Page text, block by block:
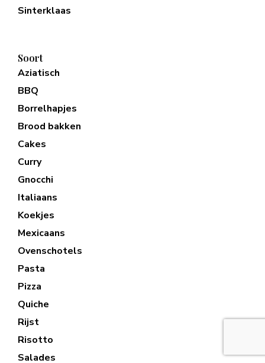
Sinterklaas
Soort
Aziatisch
BBQ
Borrelhapjes
Brood bakken
Cakes
Curry
Gnocchi
Italiaans
Koekjes
Mexicaans
Ovenschotels
Pasta
Pizza
Quiche
Rijst
Risotto
Salades